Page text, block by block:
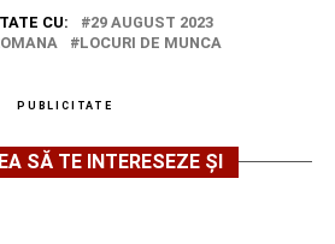
CU:
29 AUGUST 2023
LOCURI DE MUNCA
PUBLICITATE
SĂ TE INTERESEZE ȘI